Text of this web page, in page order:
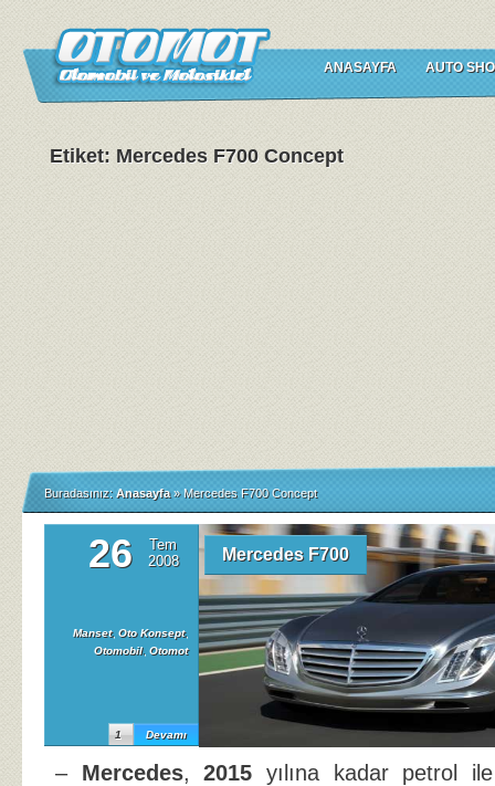
ANASAYFA AUTO
Etiket: Mercedes F700 Concept
Buradasınız: Anasayfa » Mercedes F700 Concept
26
Tem
2008
Manset, Oto Konsept,
Otomobil, Otomot
Devamı
1
Mercedes F700
– Mercedes,2015yılına kadar petrol